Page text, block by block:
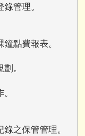
管理。
點費報表。
。
之保管管理。